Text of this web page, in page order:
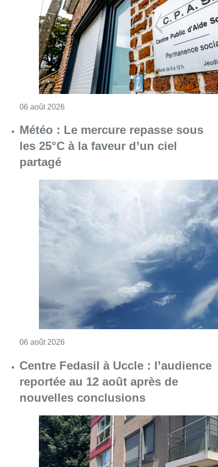
les 25°C à la faveur d’un ciel
partagé
06 août 2026 Consulter l'article "Météo : Le mercure
Centre Fedasil à Uccle : l’audience
reportée au 12 août après de
nouvelles conclusions
06 août 2026Consulter l'article "Centre Fedasil à Uccle :